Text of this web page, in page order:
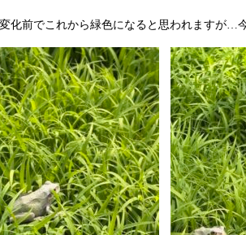
化前でこれから緑色になると思われますが…